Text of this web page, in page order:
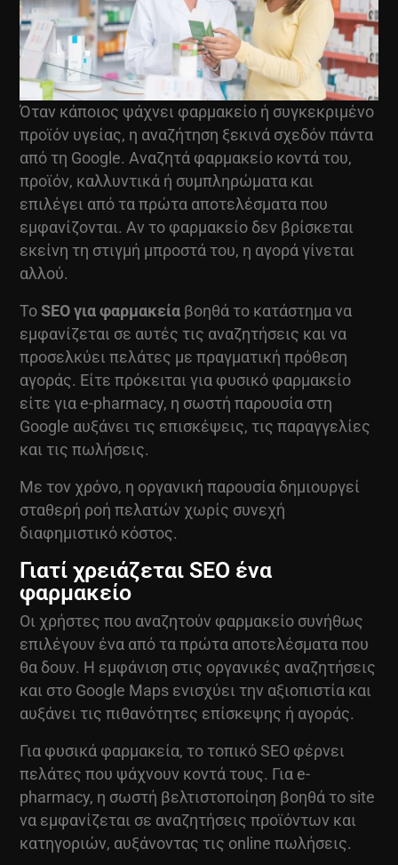
Όταν κάποιος ψάχνει φαρμακείο ή συγκεκριμένο
προϊόν υγείας, η αναζήτηση ξεκινά σχεδόν πάντα
από τη Google. Αναζητά φαρμακείο κοντά του,
προϊόν, καλλυντικά ή συμπληρώματα και
επιλέγει από τα πρώτα αποτελέσματα που
εμφανίζονται. Αν το φαρμακείο δεν βρίσκεται
εκείνη τη στιγμή μπροστά του, η αγορά γίνεται
αλλού.
ΤοSEO για φαρμακεία βοηθά το κατάστημα να
εμφανίζεται σε αυτές τις αναζητήσεις και να
προσελκύει πελάτες με πραγματική πρόθεση
αγοράς. Είτε πρόκειται για φυσικό φαρμακείο
είτε για e-pharmacy, η σωστή παρουσία στη
Google αυξάνει τις επισκέψεις, τις παραγγελίες
και τις πωλήσεις.
Με τον χρόνο, η οργανική παρουσία δημιουργεί
σταθερή ροή πελατών χωρίς συνεχή
διαφημιστικό κόστος.
Γιατί χρειάζεται SEO ένα
φαρμακείο
Οι χρήστες που αναζητούν φαρμακείο συνήθως
επιλέγουν ένα από τα πρώτα αποτελέσματα που
θα δουν. Η εμφάνιση στις οργανικές αναζητήσεις
και στο Google Maps ενισχύει την αξιοπιστία και
αυξάνει τις πιθανότητες επίσκεψης ή αγοράς.
Για φυσικά φαρμακεία, το τοπικόSEO φέρνει
πελάτες που ψάχνουν κοντά τους. Για e-
pharmacy, η σωστή βελτιστοποίηση βοηθά το site
να εμφανίζεται σε αναζητήσεις προϊόντων και
κατηγοριών, αυξάνοντας τις online πωλήσεις.